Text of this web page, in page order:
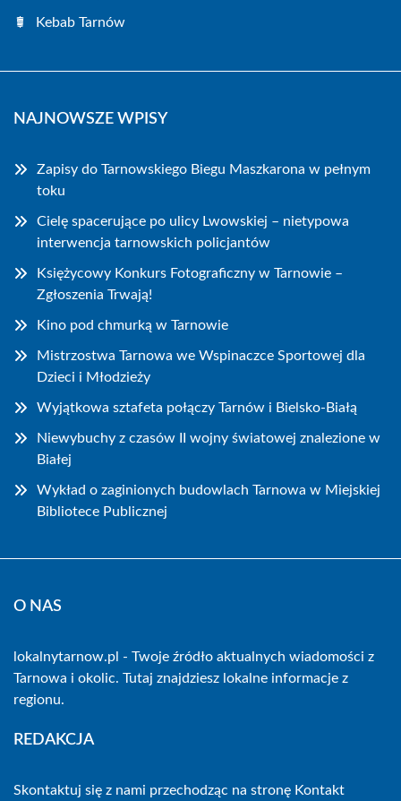
Kebab Tarnów
NAJNOWSZE WPISY
Zapisy do Tarnowskiego Biegu Maszkarona w pełnym
toku
Cielę spacerujące po ulicy Lwowskiej – nietypowa
interwencja tarnowskich policjantów
Księżycowy Konkurs Fotograficzny w Tarnowie –
Zgłoszenia Trwają!
Kino pod chmurką w Tarnowie
Mistrzostwa Tarnowa we Wspinaczce Sportowej dla
Dzieci i Młodzieży
Wyjątkowa sztafeta połączy Tarnów i Bielsko-Białą
Niewybuchy z czasów II wojny światowej znalezione w
Białej
Wykład o zaginionych budowlach Tarnowa w Miejskiej
Bibliotece Publicznej
O NAS
lokalnytarnow.pl - Twoje źródło aktualnych wiadomości z
Tarnowa i okolic. Tutaj znajdziesz lokalne informacje z
regionu.
REDAKCJA
Skontaktuj się z nami przechodząc na stronę Kontakt